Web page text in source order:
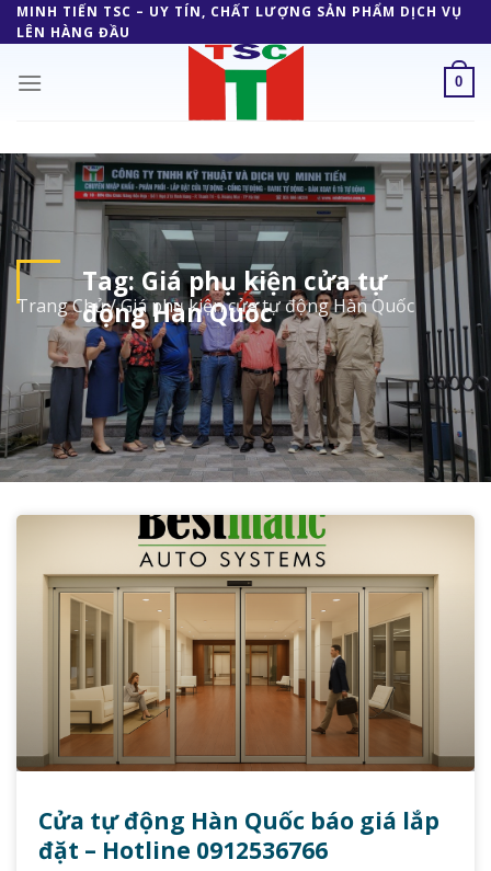
Skip
to
MINH TIẾN TSC – UY TÍN, CHẤT LƯỢNG SẢN PHẨM DỊCH VỤ
LÊN HÀNG ĐẦU
0
Tag: Giá phụ kiện cửa tự
động Hàn Quốc
Trang Chủ/Giá phụ kiện cửa tự động Hàn Quốc
Cửa tự động Hàn Quốc báo giá lắp
đặt – Hotline 0912536766